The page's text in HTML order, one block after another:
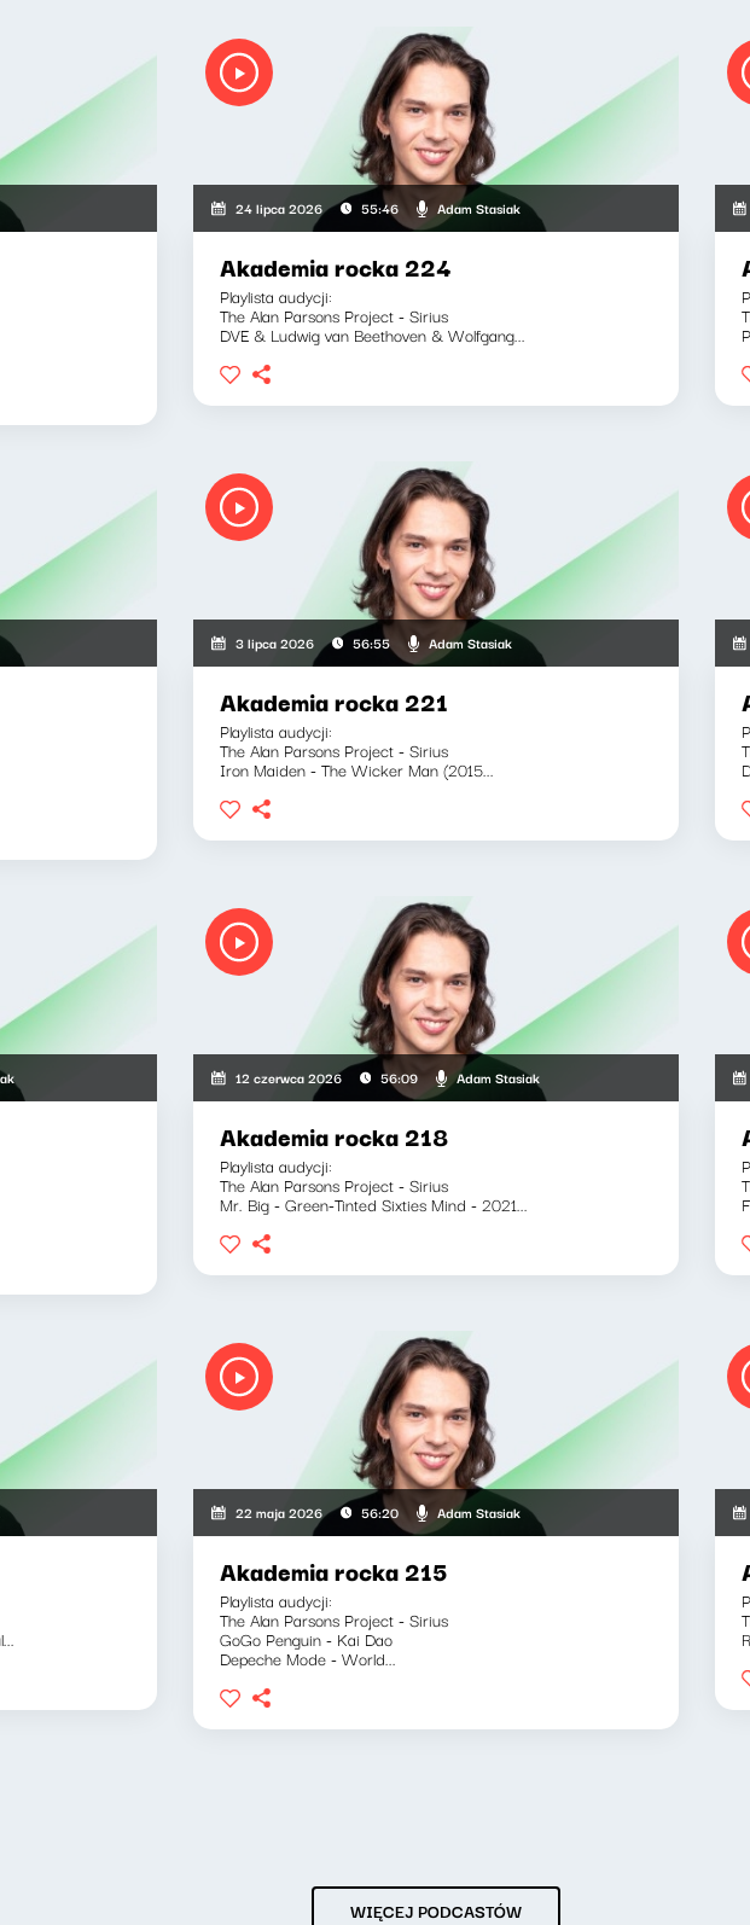
24 lipca 2026 55:46 Adam Stasiak
Akademia rocka 224
Playlista audycji:
The Alan Parsons Project - Sirius
DVE & Ludwig van Beethoven & Wolfgang...
3 lipca 2026 56:55 Adam Stasiak
Akademia rocka 221
Playlista audycji:
The Alan Parsons Project - Sirius
Iron Maiden - The Wicker Man (2015...
12 czerwca 2026 56:09 Adam Stasiak
Akademia rocka 218
Playlista audycji:
The Alan Parsons Project - Sirius
Mr. Big - Green-Tinted Sixties Mind - 2021...
22 maja 2026 56:20 Adam Stasiak
Akademia rocka 215
Playlista audycji:
The Alan Parsons Project - Sirius
GoGo Penguin - Kai Dao
Depeche Mode - World...
WIĘCEJ PODCASTÓW